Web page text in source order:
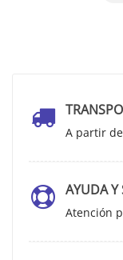
A partir
AYUDA Y
Atención